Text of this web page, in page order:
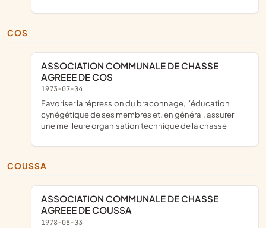
COS
ASSOCIATION COMMUNALE DE CHASSE
AGREEE DE COS
1973-07-04
favoriser la répression du braconnage, l'éducation
cynégétique de ses membres et, en général, assurer
une meilleure organisation technique de la chasse
COUSSA
ASSOCIATION COMMUNALE DE CHASSE
AGREEE DE COUSSA
1978-08-03